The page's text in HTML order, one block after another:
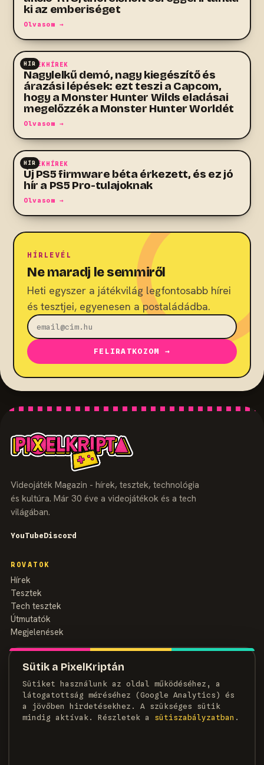
Sütik a PixelKriptán
Sütiket használunk az oldal működéséhez, a
látogatottság méréséhez (Google Analytics) és
a jövőben hirdetésekhez. A szükséges sütik
mindig aktívak. Részletek a
süti­szabályzatban .
ki az emberiséget
Olvasom →
HÍR
JÁTÉKHÍREK
Nagylelkű demó, nagy kiegészítő és
árazási lépések: ezt teszi a Capcom,
hogy a Monster Hunter Wilds eladásai
megelőzzék a Monster Hunter Worldét
Olvasom →
HÍR
JÁTÉKHÍREK
Új PS5 firmware béta érkezett, és ez jó
hír a PS5 Pro-tulajoknak
Olvasom →
HÍRLEVÉL
Ne maradj le semmiről
Heti egyszer a játékvilág legfontosabb hírei
és tesztjei, egyenesen a postaládádba.
FELIRATKOZOM →
Videojáték Magazin - hírek, tesztek, technológia
és kultúra. Már 30 éve a videojátékok és a tech
világában.
YouTubeDiscord
ROVATOK
Hírek
Tesztek
Tech tesztek
Útmutatók
Megjelenések
MAGAZIN
Szerzők
Médiaajánlat
Kapcsolat